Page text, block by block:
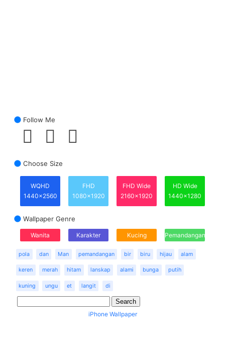
Follow Me
Choose Size
WQHD
1440x2560
FHD
1080x1920
FHD Wide
2160x1920
HD Wide
1440x1280
Wallpaper Genre
Wanita Karakter Kucing Pemandangan
pola dan Man pemandangan bir biru hijau alam
keren merah hitam lanskap alami bunga putih
kuning ungu et langit di
iPhone Wallpaper